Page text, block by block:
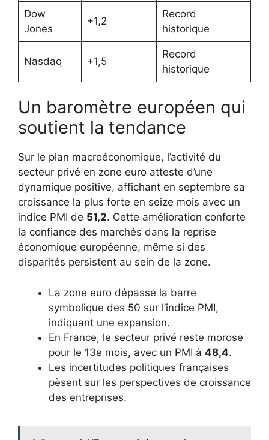
Dow
Jones
+1,2
Record
historique
Nasdaq +1,5
Record
historique
Un baromètre européen qui
soutient la tendance
Sur le plan macroéconomique, l’activité du
secteur privé en zone euro atteste d’une
dynamique positive, affichant en septembre sa
croissance la plus forte en seize mois avec un
indice PMI de 51,2. Cette amélioration conforte
la confiance des marchés dans la reprise
économique européenne, même si des
disparités persistent au sein de la zone.
La zone euro dépasse la barre
symbolique des 50 sur l’indice PMI,
indiquant une expansion.
En France, le secteur privé reste morose
pour le 13e mois, avec un PMI à 48,4.
Les incertitudes politiques françaises
pèsent sur les perspectives de croissance
des entreprises.